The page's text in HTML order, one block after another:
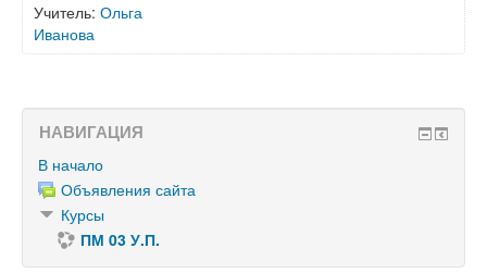
Учитель: Ольга
Иванова
НАВИГАЦИЯ
В начало
Объявления сайта
Курсы
ПМ 03 У.П.